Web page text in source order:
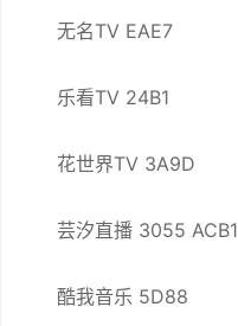
无名TV EAE7
乐看TV 24B1
花世界TV 3A9D
芸汐直播 3055 ACB1
酷我音乐 5D88